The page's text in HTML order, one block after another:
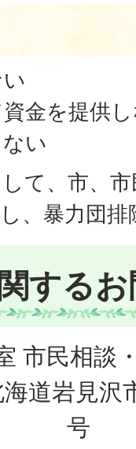
金を提供
い
て、市、
、暴力団
する
市民相談
道岩見沢
号